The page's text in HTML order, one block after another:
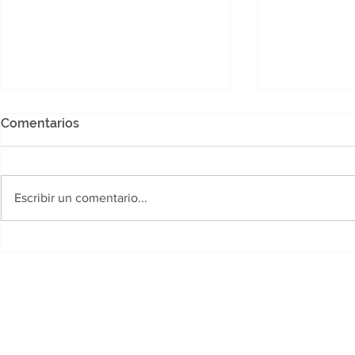
Comentarios
Escribir un comentario...